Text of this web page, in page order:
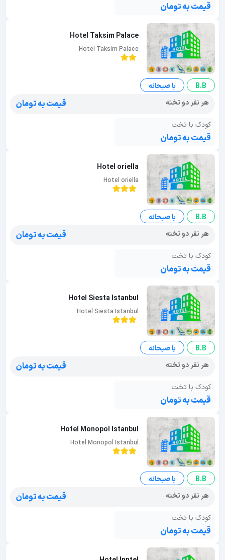
قیمت به تومان
Hotel Taksim Palace
Hotel Taksim Palace
B.B
با صبحانه
هر نفر دو تخته
قیمت به تومان
کودک با تخت
قیمت به تومان
Hotel oriella
Hotel oriella
B.B
با صبحانه
هر نفر دو تخته
قیمت به تومان
کودک با تخت
قیمت به تومان
Hotel Siesta Istanbul
Hotel Siesta Istanbul
B.B
با صبحانه
هر نفر دو تخته
قیمت به تومان
کودک با تخت
قیمت به تومان
Hotel Monopol Istanbul
Hotel Monopol Istanbul
B.B
با صبحانه
هر نفر دو تخته
قیمت به تومان
کودک با تخت
قیمت به تومان